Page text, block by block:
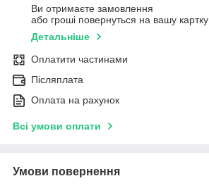
Ви отримаєте замовлення
або гроші повернуться на вашу картку
Детальніше
Оплатити частинами
Післяплата
Оплата на рахунок
Всі умови оплати
Умови повернення